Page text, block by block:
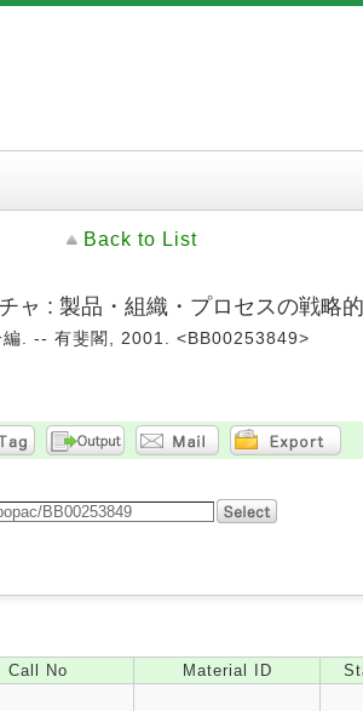
Back to List
ャ : 製品・組織・プロセスの戦略
編. -- 有斐閣, 2001. <BB00253849>
Call No Material ID